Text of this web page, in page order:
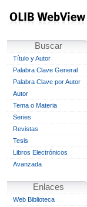
Buscar
Título y Autor
Palabra Clave General
Palabra Clave por Autor
Autor
Tema o Materia
Series
Revistas
Tesis
Libros Electrónicos
Avanzada
Enlaces
Web Biblioteca